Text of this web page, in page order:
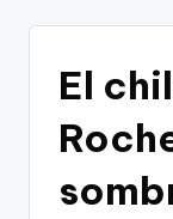
t
que
Cartagena,
El